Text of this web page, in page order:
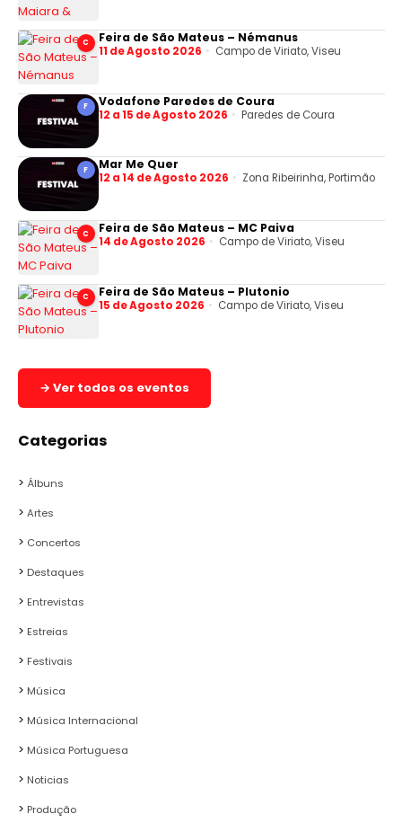
C Feira de São Mateus – Némanus
11 de Agosto 2026 Campo de Viriato, Viseu
F Vodafone Paredes de Coura
12 a 15 de Agosto 2026 Paredes de Coura
F Mar Me Quer
12 a 14 de Agosto 2026 Zona Ribeirinha, Portimão
C Feira de São Mateus – MC Paiva
14 de Agosto 2026 Campo de Viriato, Viseu
C Feira de São Mateus – Plutonio
15 de Agosto 2026 Campo de Viriato, Viseu
→ Ver todos os eventos
Categorias
Álbuns
Artes
Concertos
Destaques
Entrevistas
Estreias
Festivais
Música
Música Internacional
Música Portuguesa
Noticias
Produção